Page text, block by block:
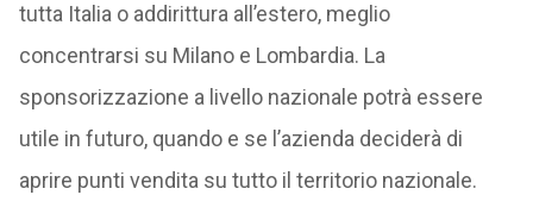
tutta Italia o addirittura all’estero, meglio
concentrarsi su Milano e Lombardia. La
sponsorizzazione a livello nazionale potrà essere
utile in futuro, quando e se l’azienda deciderà di
aprire punti vendita su tutto il territorio nazionale.